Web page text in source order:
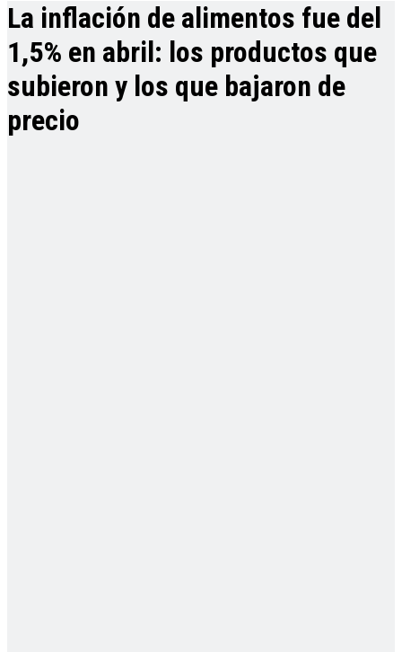
La inflación de alimentos fue del
1,5% en abril: los productos que
subieron y los que bajaron de
precio